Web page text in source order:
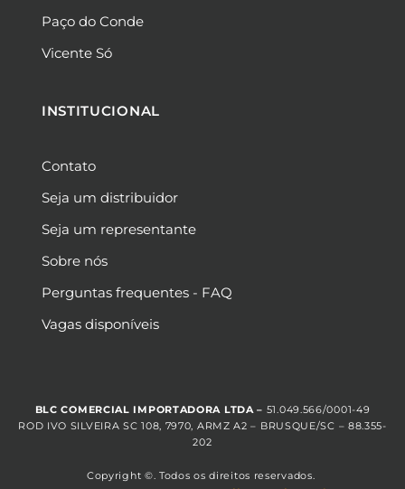
Paço do Conde
Vicente Só
INSTITUCIONAL
Contato
Seja um distribuidor
Seja um representante
Sobre nós
Perguntas frequentes - FAQ
Vagas disponíveis
BLC COMERCIAL IMPORTADORA LTDA – 51.049.566/0001-49
ROD IVO SILVEIRA SC 108, 7970, ARMZ A2 – BRUSQUE/SC – 88.355-
202
Copyright ©. Todos os direitos reservados.